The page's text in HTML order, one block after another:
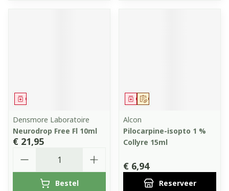
Geneesmiddel
Densmore Laboratoire
Neurodrop Free Fl 10ml
€ 21,95
Bestel
Op voorschrift
Geneesmiddel
Alcon
Pilocarpine-isopto 1 %
Collyre 15ml
€ 6,94
Reserveer